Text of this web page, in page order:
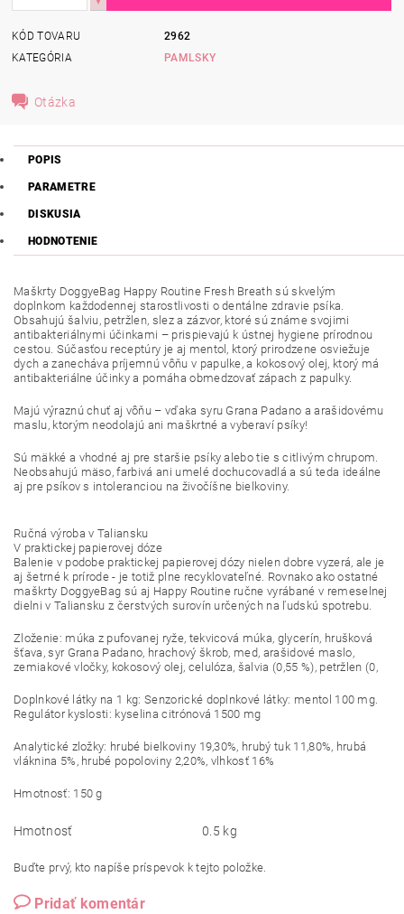
KÓD TOVARU
2962
KATEGÓRIA
PAMLSKY
Otázka
POPIS
PARAMETRE
DISKUSIA
HODNOTENIE
Maškrty DoggyeBag Happy Routine Fresh Breath sú skvelým
doplnkom každodennej starostlivosti o dentálne zdravie psíka.
Obsahujú šalviu, petržlen, slez a zázvor, ktoré sú známe svojimi
antibakteriálnymi účinkami – prispievajú k ústnej hygiene prírodnou
cestou. Súčasťou receptúry je aj mentol, ktorý prirodzene osviežuje
dych a zanecháva príjemnú vôňu v papulke, a kokosový olej, ktorý má
antibakteriálne účinky a pomáha obmedzovať zápach z papulky.
Majú výraznú chuť aj vôňu – vďaka syru Grana Padano a arašidovému
maslu, ktorým neodolajú ani maškrtné a vyberaví psíky!
Sú mäkké a vhodné aj pre staršie psíky alebo tie s citlivým chrupom.
Neobsahujú mäso, farbivá ani umelé dochucovadlá a sú teda ideálne
aj pre psíkov s intoleranciou na živočíšne bielkoviny.
Ručná výroba v Taliansku
V praktickej papierovej dóze
Balenie v podobe praktickej papierovej dózy nielen dobre vyzerá, ale je
aj šetrné k prírode - je totiž plne recyklovateľné. Rovnako ako ostatné
maškrty DoggyeBag sú aj Happy Routine ručne vyrábané v remeselnej
dielni v Taliansku z čerstvých surovín určených na ľudskú spotrebu.
Zloženie: múka z pufovanej ryže, tekvicová múka, glycerín, hrušková
šťava, syr Grana Padano, hrachový škrob, med, arašidové maslo,
zemiakové vločky, kokosový olej, celulóza, šalvia (0,55 %), petržlen (0,
Doplnkové látky na 1 kg: Senzorické doplnkové látky: mentol 100 mg.
Regulátor kyslosti: kyselina citrónová 1500 mg
Analytické zložky: hrubé bielkoviny 19,30%, hrubý tuk 11,80%, hrubá
vláknina 5%, hrubé popoloviny 2,20%, vlhkosť 16%
Hmotnosť: 150 g
Hmotnosť 0.5 kg
Buďte prvý, kto napíše príspevok k tejto položke.
Pridať komentár